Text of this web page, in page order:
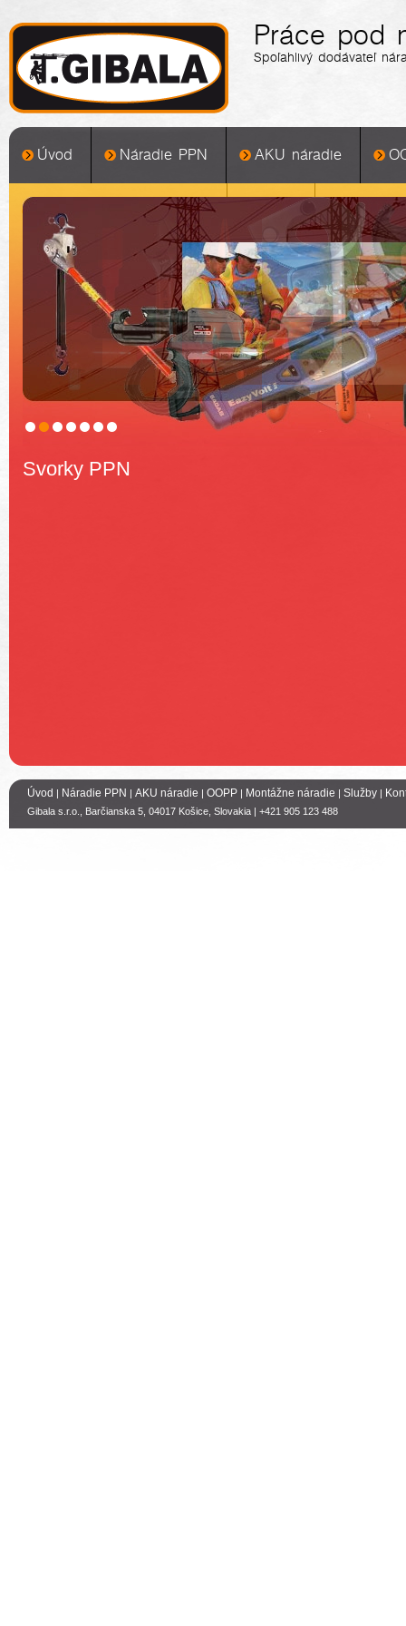
Práce pod
Spoľahlivý dodávateľ
Úvod Náradie PPN AKU náradie
MONTÁŽNE HÁKOVNICE Žabky
Svorky PPN
Úvod | Náradie PPN | AKU náradie | OOPP | Montážne náradie | Služby |
Gibala s.r.o., Barčianska 5, 04017 Košice, Slovakia | +421 905 123 488